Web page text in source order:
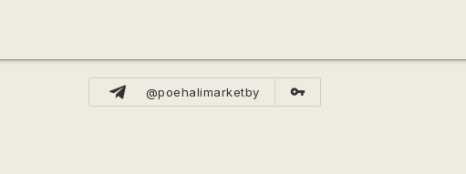
@poehalimarketby vpn_key